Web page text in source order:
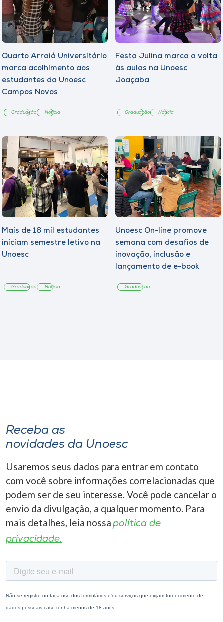
Quarto Arraiá Universitário
marca acolhimento aos
estudantes da Unoesc
Campos Novos
Graduação Notícia
Festa Julina marca a volta
às aulas na Unoesc
Joaçaba
Graduação Notícia
Mais de 16 mil estudantes
iniciam semestre letivo na
Unoesc
Graduação Notícia
Unoesc On-line promove
semana com desafios de
inovação, inclusão e
lançamento de e-book
Graduação
Receba as
novidades da Unoesc
Usaremos seus dados para entrar em contato
com você sobre informações correlacionadas que
podem ser de seu interesse. Você pode cancelar o
envio da divulgação, a qualquer momento. Para
mais detalhes, leia nossa política de
privacidade.